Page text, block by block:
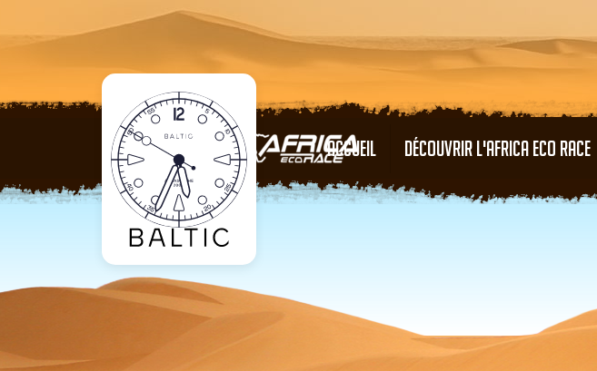
ACCUEIL DÉCOUVRIR L'AFRICA ECO RACE